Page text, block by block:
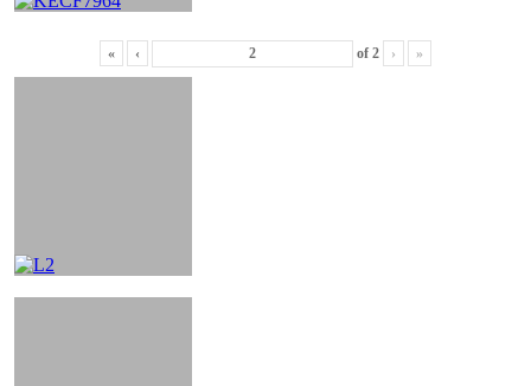
« ‹ of 2 › »